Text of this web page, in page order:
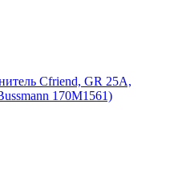
Cfriend, GR 25А,
170M1561)